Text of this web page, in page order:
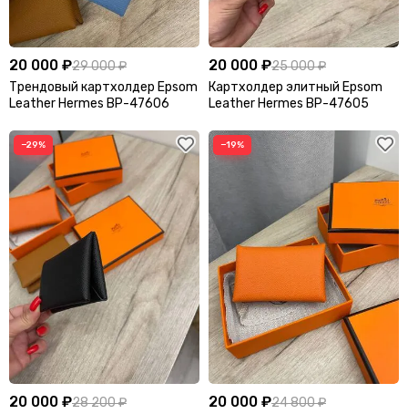
20 000 ₽29 000 ₽
Трендовый картхолдер Epsom
Leather Hermes BP-47606
20 000 ₽25 000 ₽
Картхолдер элитный Epsom
Leather Hermes BP-47605
−29%
20 000 ₽28 200 ₽
−19%
20 000 ₽24 800 ₽